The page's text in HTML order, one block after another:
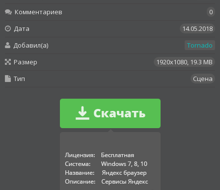
Комментариев
0
Дата
14.05.2018
Добавил(а)
Tornado
Размер
1920x1080, 19.3 MB
Тип
Сцена